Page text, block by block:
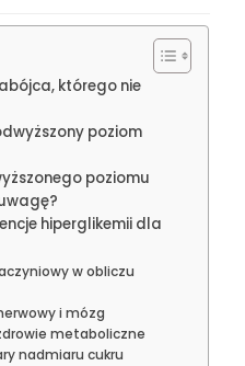
którego nie
poziom
poziomu
hiperglikemii dla
w obliczu
i mózg
metaboliczne
nadmiaru cukru